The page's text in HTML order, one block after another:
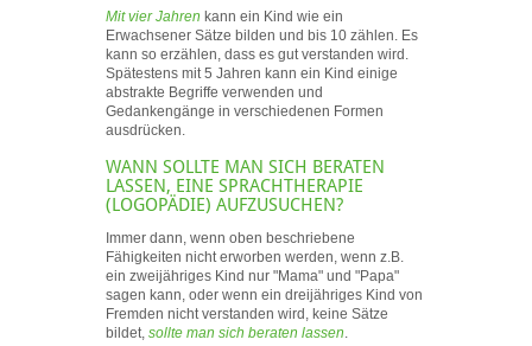
Mit vier Jahren kann ein Kind wie ein
Erwachsener Sätze bilden und bis 10 zählen. Es
kann so erzählen, dass es gut verstanden wird.
Spätestens mit 5 Jahren kann ein Kind einige
abstrakte Begriffe verwenden und
Gedankengänge in verschiedenen Formen
ausdrücken.
WANN SOLLTE MAN SICH BERATEN
LASSEN, EINE SPRACHTHERAPIE
(LOGOPÄDIE) AUFZUSUCHEN?
Immer dann, wenn oben beschriebene
Fähigkeiten nicht erworben werden, wenn z.B.
ein zweijähriges Kind nur "Mama" und "Papa"
sagen kann, oder wenn ein dreijähriges Kind von
Fremden nicht verstanden wird, keine Sätze
bildet, sollte man sich beraten lassen